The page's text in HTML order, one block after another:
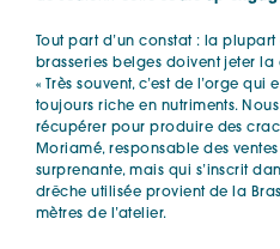
Tout part d’un constat : la
brasseries belges doivent jeter
« Très souvent, c’est de l’orge
toujours riche en nutriments.
récupérer pour produire des
Moriamé, responsable des
surprenante, mais qui s’inscrit
drêche utilisée provient de la
mètres de l’atelier.